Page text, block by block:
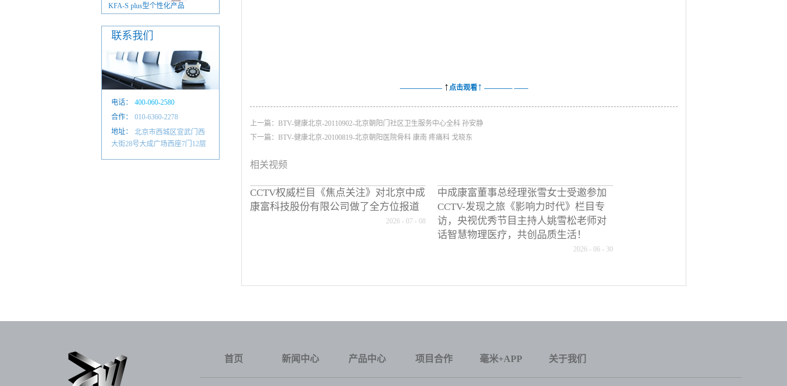
KFA-S plus型个性化产品
联系我们
电话：
400-060-2580
010-6601 4884
合作：
010-6360-2278
地址：
北京市西城区宣武门西
大街28号大成广场西座7门12层
—————— ↑点击观看↑ ———— ——
上一篇： ​BTV-健康北京-20110902-北京朝阳门社区卫生服务中心全科 孙安静
下一篇： BTV-健康北京-20100819-北京朝阳医院骨科 康南 疼痛科 戈晓东
相关视频
CCTV权威栏目《焦点关注》对北京中成
康富科技股份有限公司做了全方位报道
2026 - 07 - 08
中成康富董事总经理张雪女士受邀参加
CCTV-发现之旅《影响力时代》栏目专
访，央视优秀节目主持人姚雪松老师对
话智慧物理医疗，共创品质生活！
2026 - 06 - 30
首页 新闻中心 产品中心 项目合作 毫米+APP 关于我们